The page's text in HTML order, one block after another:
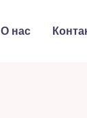
О нас